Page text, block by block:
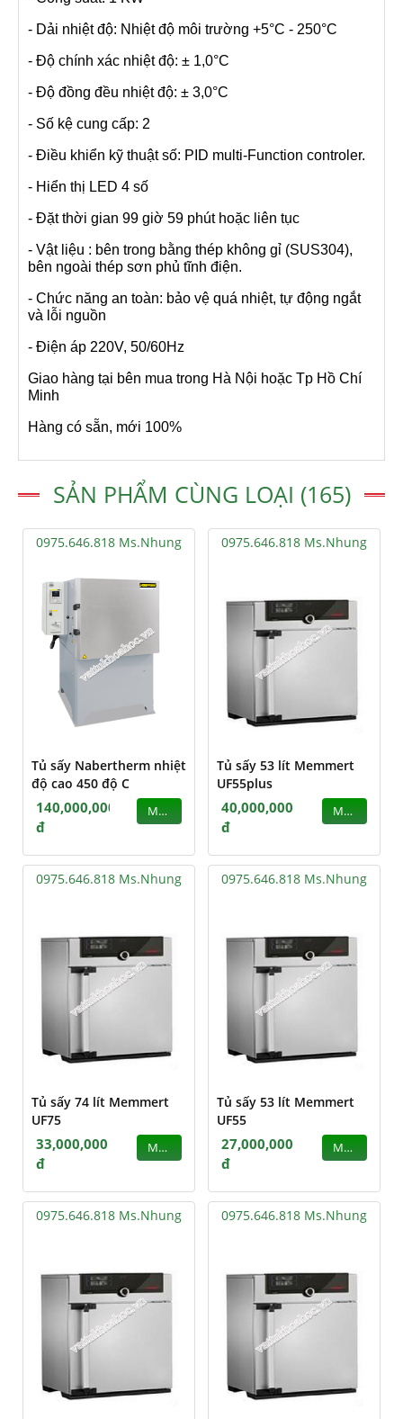
- Dải nhiệt độ: Nhiệt độ môi trường +5°C - 250°C
- Độ chính xác nhiệt độ: ± 1,0°C
- Độ đồng đều nhiệt độ: ± 3,0°C
- Số kệ cung cấp: 2
- Điều khiển kỹ thuật số: PID multi-Function controler.
- Hiển thị LED 4 số
- Đặt thời gian 99 giờ 59 phút hoặc liên tục
- Vật liệu : bên trong bằng thép không gỉ (SUS304),
bên ngoài thép sơn phủ tĩnh điện.
- Chức năng an toàn: bảo vệ quá nhiệt, tự động ngắt
và lỗi nguồn
- Điện áp 220V, 50/60Hz
Giao hàng tại bên mua trong Hà Nội hoặc Tp Hồ Chí
Minh
Hàng có sẵn, mới 100%
SẢN PHẨM CÙNG LOẠI (165)
0975.646.818 Ms.Nhung
Tủ sấy Nabertherm nhiệt
độ cao 450 độ C
140,000,000
đ
MUA
0975.646.818 Ms.Nhung
Tủ sấy 53 lít Memmert
UF55plus
40,000,000
đ
MUA
0975.646.818 Ms.Nhung
Tủ sấy 74 lít Memmert
UF75
33,000,000
đ
MUA
0975.646.818 Ms.Nhung
Tủ sấy 53 lít Memmert
UF55
27,000,000
đ
MUA
0975.646.818 Ms.Nhung 0975.646.818 Ms.Nhung